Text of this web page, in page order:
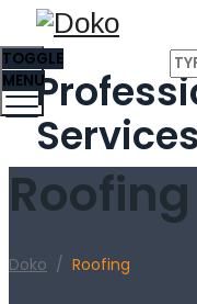
Services
TOGGLE
MENU
Roofing
Doko / Roofing